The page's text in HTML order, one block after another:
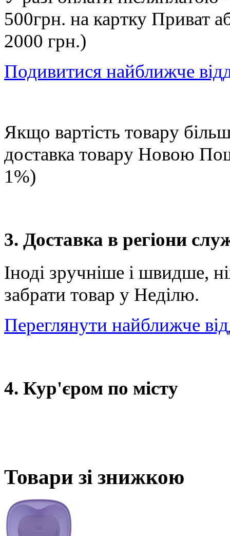
500грн. на картку Приват
2000 грн.)
Подивитися найближче
Якщо вартість товару
доставка товару Новою
1%)
3. Доставка в регіони
Іноді зручніше і швидше,
забрати товар у Неділю.
Переглянути найближче
4. Кур'єром по місту
Товари зі знижкою